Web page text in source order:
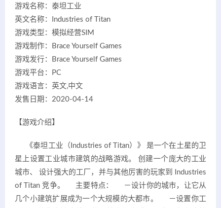
游戏名称：泰坦工业
英文名称：Industries of Titan
游戏类型：模拟经营SIM
游戏制作：Brace Yourself Games
游戏发行：Brace Yourself Games
游戏平台：PC
游戏语言：英文,中文
发售日期：2020-04-14
【游戏介绍】
《泰坦工业（Industries of Titan）》 是一个在土星的卫
星上设置工业城市建筑的战略游戏。 创建一个庞大的工业
城市、 设计强大的工厂，并与其他厉害的玩家到 Industries
of Titan 竞争。 主要特点： －设计你的城市，让它从
几个小建筑扩展成为一个大规模的大都市。 －设置你工